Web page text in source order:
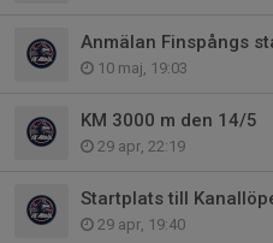
Anmälan Finspångs
10 maj, 19:03
KM 3000 m den 14/5
29 apr, 22:19
Startplats till
29 apr, 19:40